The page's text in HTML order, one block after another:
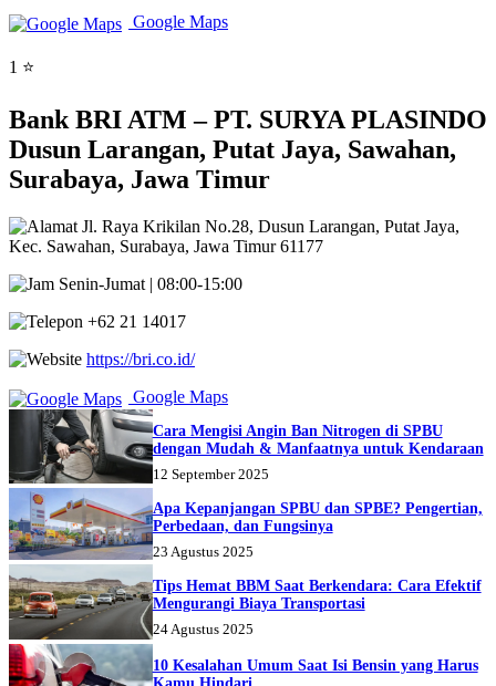
Google Maps
1 ⭐
Bank BRI ATM – PT. SURYA PLASINDO
Dusun Larangan, Putat Jaya, Sawahan,
Surabaya, Jawa Timur
Jl. Raya Krikilan No.28, Dusun Larangan, Putat Jaya,
Kec. Sawahan, Surabaya, Jawa Timur 61177
Senin-Jumat | 08:00-15:00
+62 21 14017
https://bri.co.id/
Google Maps
Cara Mengisi Angin Ban Nitrogen di SPBU
dengan Mudah & Manfaatnya untuk Kendaraan
12 September 2025
Apa Kepanjangan SPBU dan SPBE? Pengertian,
Perbedaan, dan Fungsinya
23 Agustus 2025
Tips Hemat BBM Saat Berkendara: Cara Efektif
Mengurangi Biaya Transportasi
24 Agustus 2025
10 Kesalahan Umum Saat Isi Bensin yang Harus